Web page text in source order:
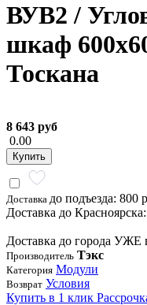
ВУВ2 /
шкаф
Тоскана
8 643 руб
0.00
Купить
Доставка до подъезда: 800
Доставка до
Доставка до города УЖЕ
Производитель Тэкс
Категория Модули
Возврат Условия
Купить в 1 клик